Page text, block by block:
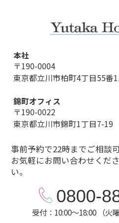
本社
〒190-0004
東京都立川市柏町4丁目55番
錦町オフィス
〒190-0022
東京都立川市錦町1丁目7-
事前予約で22時までご相談
お気軽にお問い合わせくださ
い。
0800-
受付：10:00～18:00 （火